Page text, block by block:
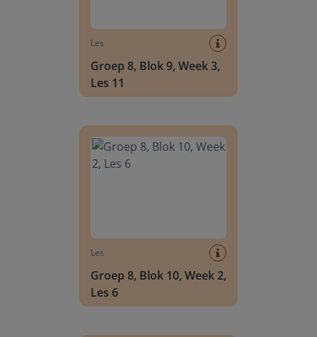
Les
Groep 8, Blok 9, Week 3,
Les 11
Les
Groep 8, Blok 10, Week 2,
Les 6